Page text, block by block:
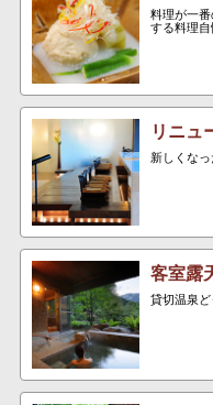
料理が一
する料理自
リニュ
新しくなっ
客室露
貸切温泉ど